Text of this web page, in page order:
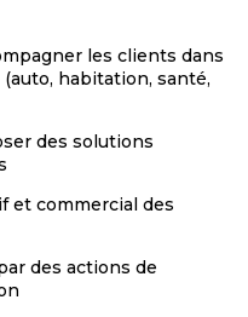
les clients dans
habitation, santé,
des solutions
et commercial des
des actions de